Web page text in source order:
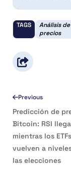
TAGS
Análisis de
precios
Previous
Predicción de
Bitcoin: RSI
mientras los
vuelven a
las elecciones